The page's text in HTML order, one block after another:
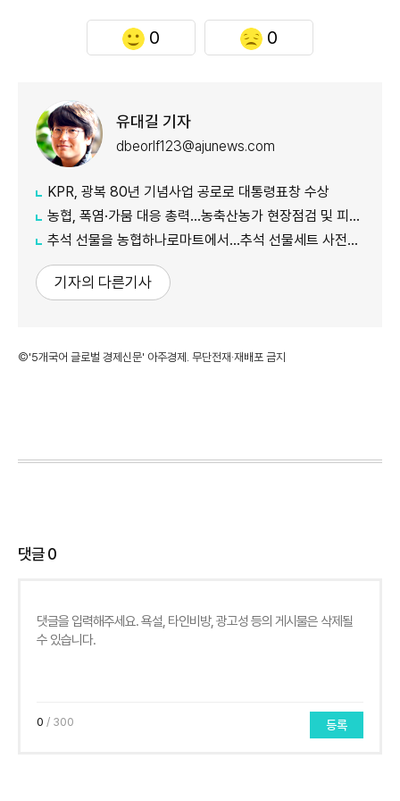
0 0
유대길 기자
dbeorlf123@ajunews.com
KPR, 광복 80년 기념사업 공로로 대통령표창 수상
농협, 폭염·가뭄 대응 총력...농축산농가 현장점검 및 피해 예방 강화
추석 선물을 농협하나로마트에서…추석 선물세트 사전예약 실시
기자의 다른기사
©'5개국어 글로벌 경제신문' 아주경제. 무단전재·재배포 금지
댓글0
0 / 300 등록